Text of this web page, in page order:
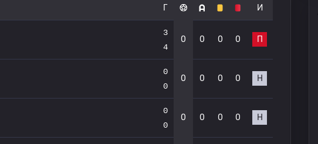
Г И
3
4
0 0 0 0 П
0
0
0 0 0 0 Н
0
0
0 0 0 0 Н